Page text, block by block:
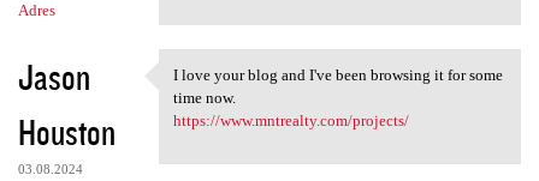
r
z
e
Adres
Jason
Houston
03.08.2024
I love your blog and I've
I love your blog and I've been browsing it for some
time now.
https://www.mntrealty.com/projects/